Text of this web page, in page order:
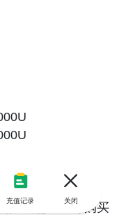
足所需💰即可购买
充值记录 关闭